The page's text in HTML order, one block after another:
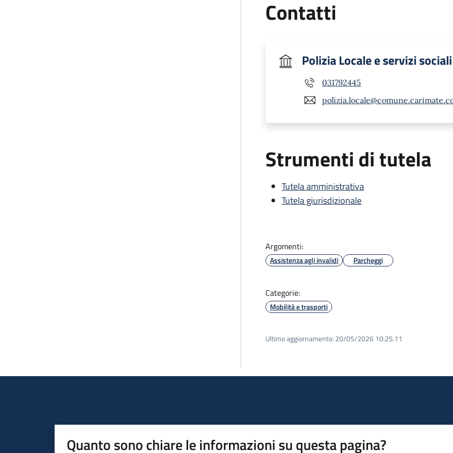
Contatti
Polizia Locale e servizi sociali
031792445
Strumenti di tutela
Tutela amministrativa
Tutela giurisdizionale
Argomenti:
Assistenza agli invalidi Parcheggi
Categorie:
Mobilità e trasporti
Ultimo aggiornamento: 20/05/2026 10:25.11
Quanto sono chiare le informazioni su questa pagina?